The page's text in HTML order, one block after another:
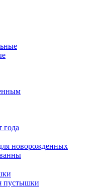
года
новорожденных
пустышки